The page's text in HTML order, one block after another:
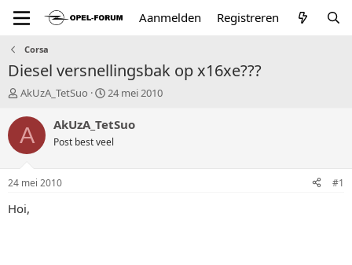
Aanmelden Registreren
Corsa
Diesel versnellingsbak op x16xe???
T
p
i
a
r
AkUzA_TetSuo
S
a
t
24 mei 2010
A AkUzA_TetSuo
Post best veel
24 mei 2010 #1
Hoi,